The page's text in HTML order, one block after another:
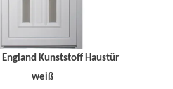
Kunststoff Haustür
weiß